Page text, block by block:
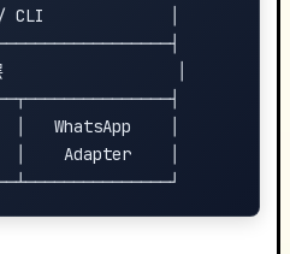
/ CLI             │
层                  │
│   WhatsApp    │
│    Adapter    │